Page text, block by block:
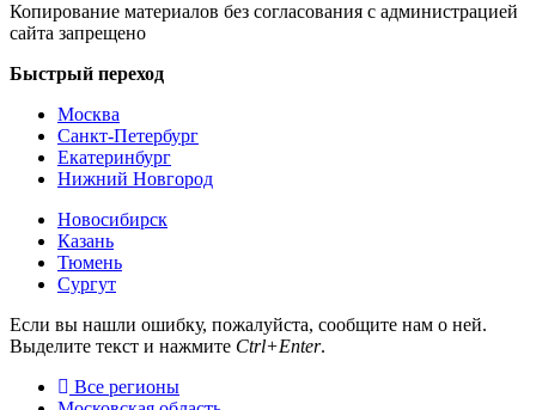
Копирование материалов без согласования с администрацией
сайта запрещено
Быстрый переход
Москва
Санкт-Петербург
Екатеринбург
Нижний Новгород
Новосибирск
Казань
Тюмень
Сургут
Если вы нашли ошибку, пожалуйста, сообщите нам о ней.
Выделите текст и нажмите Ctrl+Enter.
Все регионы